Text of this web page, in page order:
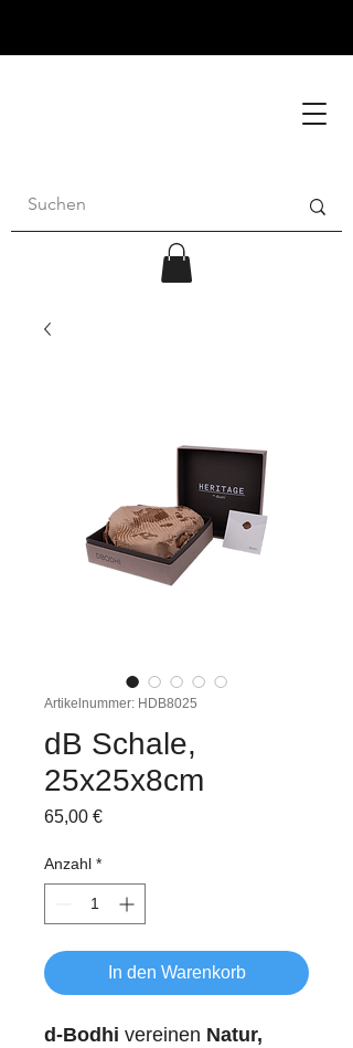
Artikelnummer: HDB8025
dB Schale,
25x25x8cm
65,00 €Preis
Anzahl *
In den Warenkorb
d-Bodhi vereinen Natur,